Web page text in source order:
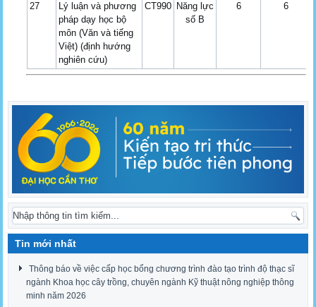
27
Lý luận và phương
pháp dạy học bộ
môn (Văn và tiếng
Việt) (định hướng
nghiên cứu)
CT990 Năng lực
số B
6 6
Tin mới nhất
Thông báo về việc cấp học bổng chương trình đào tạo trình độ thạc sĩ
ngành Khoa học cây trồng, chuyên ngành Kỹ thuật nông nghiệp thông
minh năm 2026